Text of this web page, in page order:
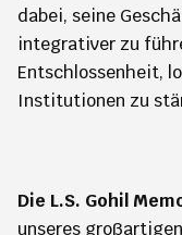
dabei, seine
integrativer zu
Entschlossenheit,
Institutionen zu
Die L.S. Gohil
unseres